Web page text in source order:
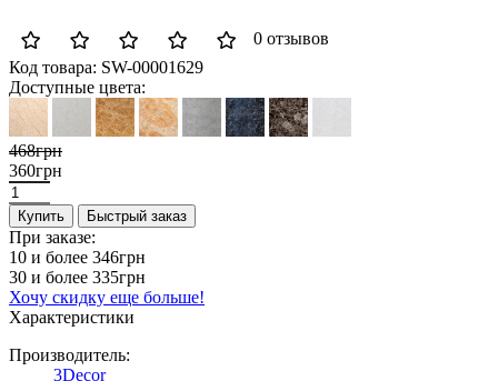
0 отзывов
Код товара: SW-00001629
Доступные цвета:
468грн
360грн
Купить Быстрый заказ
При заказе:
10 и более 346грн
30 и более 335грн
Хочу скидку еще больше!
Характеристики
Производитель:
3Decor